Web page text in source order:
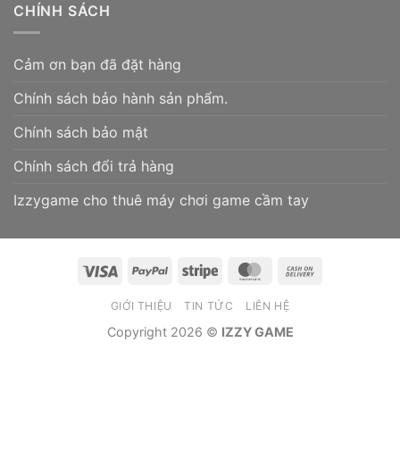
CHÍNH SÁCH
Cảm ơn bạn đã đặt hàng
Chính sách bảo hành sản phẩm.
Chính sách bảo mật
Chính sách đổi trả hàng
Izzygame cho thuê máy chơi game cầm tay
Visa PayPal Stripe MasterCard
GIỚI THIỆU TIN TỨC LIÊN HỆ
Copyright 2026 © IZZY GAME